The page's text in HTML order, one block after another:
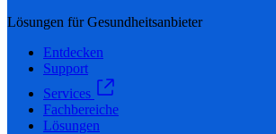
Lösungen für Gesundheitsanbieter
Entdecken
Support
Services
Fachbereiche
Lösungen